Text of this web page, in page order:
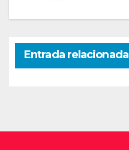
Entrada relacionada